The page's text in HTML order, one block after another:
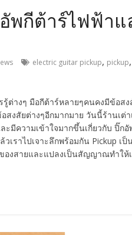
พกีต้าร์ไฟฟ้า
electric guitar pickup, pickup,
ต่างๆ มือกีต้าร์หลายๆคนคงมีข้อส
สงสัยต่างๆอีกมากมาย วันนี้ร้านเต่
ะมีความเข้าใจมากขึ้นเกี่ยวกับ ปิ๊ก
เราไปเจาะลึกพร้อมกัน Pickup
งสายและแปลงเป็นสัญญาณทำให้